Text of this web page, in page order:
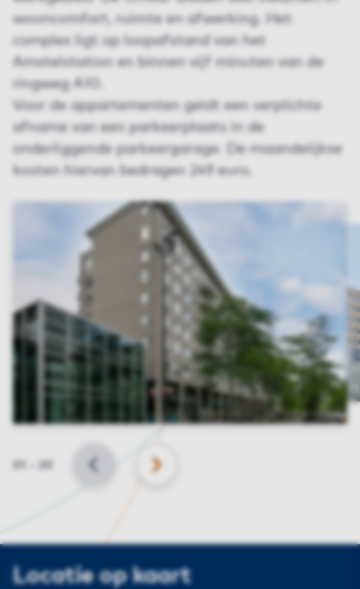
wooncomfort, ruimte en afwerking. Het
complex ligt op loopafstand van het
Amstelstation en binnen vijf minuten van de
ringweg A10.
Voor de appartementen geldt een verplichte
afname van een parkeerplaats in de
onderliggende parkeergarage. De maandelijkse
kosten hiervan bedragen 249 euro.
Slide
VORIGE VOLGENDE
Locatie op kaart